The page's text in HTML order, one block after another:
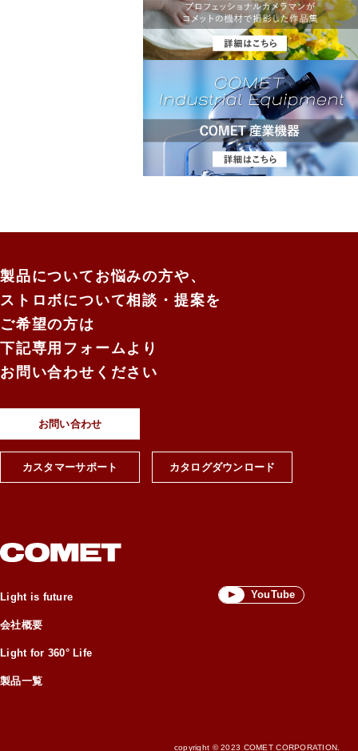
製品についてお悩みの方や、
ストロボについて相談・提案を
ご希望の方は
下記専用フォームより
お問い合わせください
お問い合わせ
カスタマーサポート カタログダウンロード
Light is future
会社概要
Light for 360° Life
製品一覧
YouTube
copyright © 2023 COMET CORPORATION.